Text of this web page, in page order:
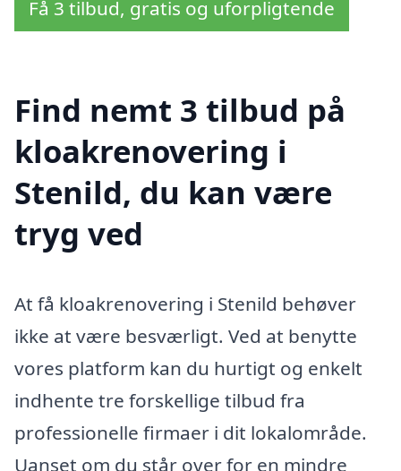
Få 3 tilbud, gratis og uforpligtende
Find nemt 3 tilbud på
kloakrenovering i
Stenild, du kan være
tryg ved
At få kloakrenovering i Stenild behøver
ikke at være besværligt. Ved at benytte
vores platform kan du hurtigt og enkelt
indhente tre forskellige tilbud fra
professionelle firmaer i dit lokalområde.
Uanset om du står over for en mindre